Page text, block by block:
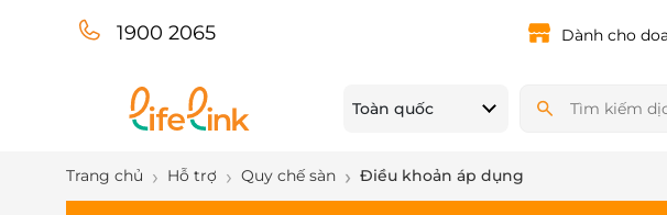
1900 2065 Dành cho
Toàn quốc
Trang chủ Hỗ trợ Quy chế sàn Điều khoản áp dụng